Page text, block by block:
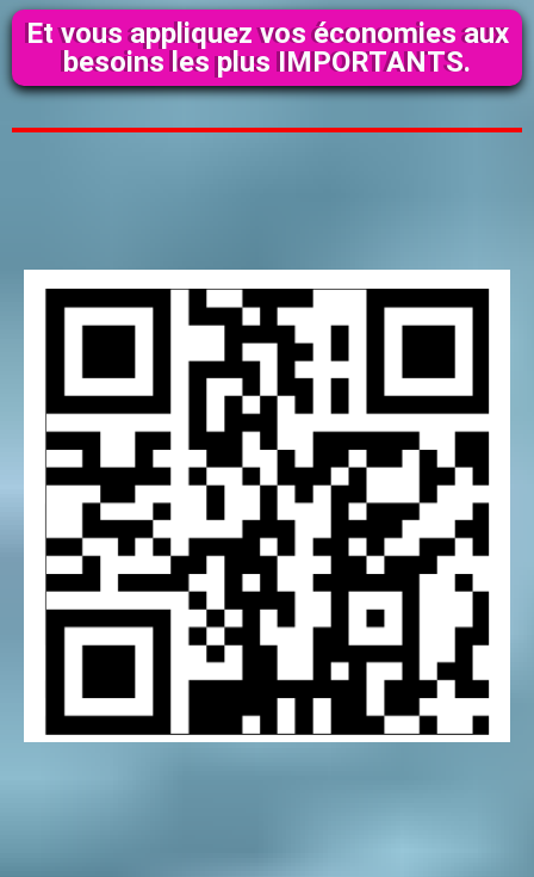
Et vous appliquez vos économies aux
besoins les plus IMPORTANTS.